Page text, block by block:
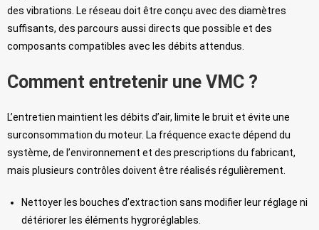
des vibrations. Le réseau doit être conçu avec des diamètres
suffisants, des parcours aussi directs que possible et des
composants compatibles avec les débits attendus.
Comment entretenir une VMC ?
L’entretien maintient les débits d’air, limite le bruit et évite une
surconsommation du moteur. La fréquence exacte dépend du
système, de l’environnement et des prescriptions du fabricant,
mais plusieurs contrôles doivent être réalisés régulièrement.
Nettoyer les bouches d’extraction sans modifier leur réglage ni
détériorer les éléments hygroréglables.